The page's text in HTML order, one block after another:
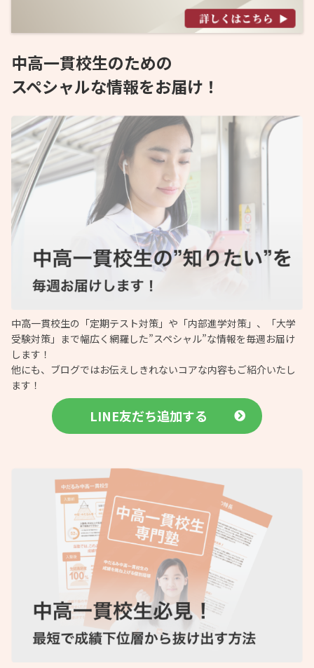
中高一貫校生のための
スペシャルな情報をお届け！
中高一貫校生の「定期テスト対策」や「内部進学対策」、「大学
受験対策」まで幅広く網羅した”スペシャル”な情報を毎週お届け
します！
他にも、ブログではお伝えしきれないコアな内容もご紹介いたし
ます！
LINE友だち追加する